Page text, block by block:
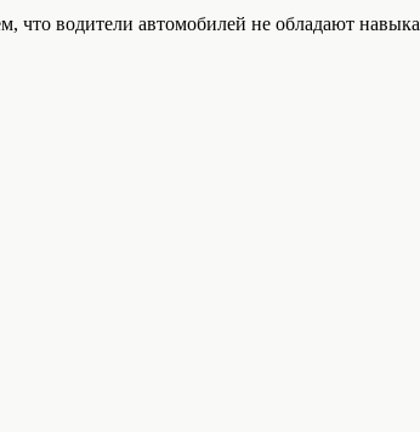
что водители автомобилей не обладают